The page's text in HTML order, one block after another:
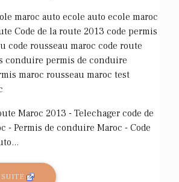
maroc auto ecole auto ecole maroc
Code de la route 2013 code permis
code rousseau maroc code route
conduire permis de conduire
maroc rousseau maroc test
Maroc 2013 - Telechager code de
- Permis de conduire Maroc - Code